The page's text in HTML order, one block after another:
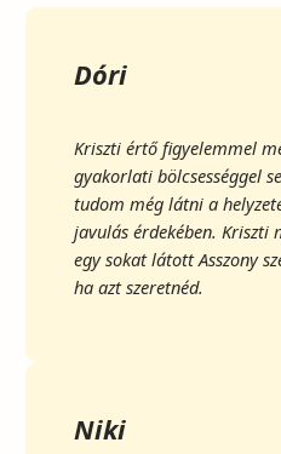
Dóri
Kriszti értő figyelemmel
gyakorlati bölcsességgel
tudom még látni a
javulás érdekében. Kriszti
egy sokat látott Asszony
ha azt szeretnéd.
Niki